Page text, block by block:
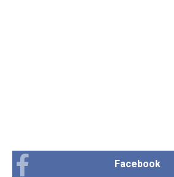
Facebook